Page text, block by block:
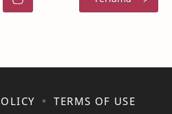
TERMS OF USE